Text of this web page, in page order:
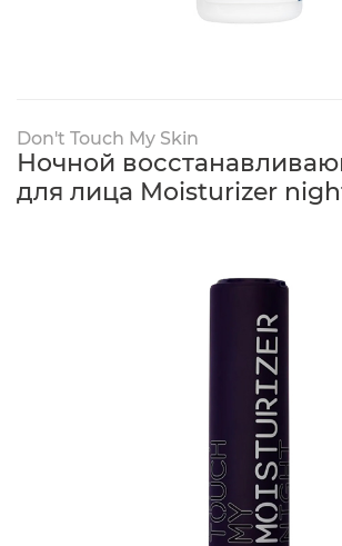
Don't Touch My Skin
Ночной
для лица Moisturizer